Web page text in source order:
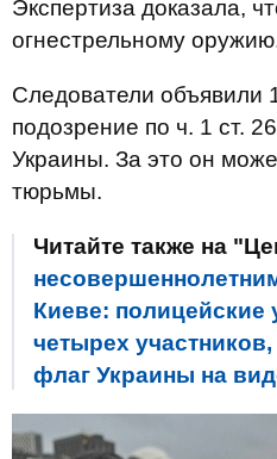
Экспертиза доказала,
огнестрельному
Следователи объявили
подозрение по ч. 1 ст.
Украины. За это он
тюрьмы.
Читайте также на
Киеве: полицейские
четырех
флаг Украины на